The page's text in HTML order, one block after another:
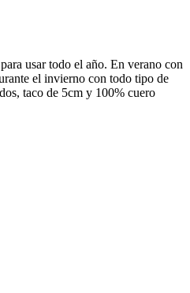
usar todo el año. En verano con
el invierno con todo tipo de
taco de 5cm y 100% cuero